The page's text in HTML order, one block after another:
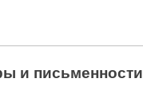
и письменности